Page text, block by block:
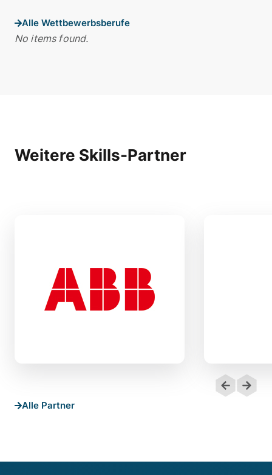
Alle Wettbewerbsberufe
No items found.
Weitere Skills-Partner
Alle Partner